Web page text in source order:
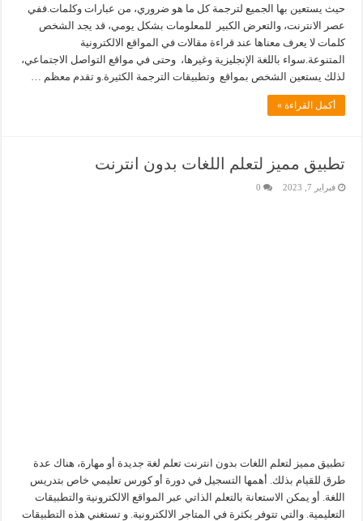
حيث يستعين بها الجميع لترجمة كل ما هو ضروري، من عبارات وكلمات.ففي
عصر الانترنت، والتعرض الكبير للمعلومات بشكل يومي، قد يجد الشخص
كلمات لا يعرف معناها عند قراءة مقالات في المواقع الالكترونية
المتنوعة.سواء باللغة الإنجليزية وغيرها، وحتى في مواقع التواصل الاجتماعي،
لذلك يستعين الشخص بمواقع وتطبيقات الترجمة الكثيرة.و تقدم معظم …
أكمل القراءة »
تطبيق مميز لتعلم اللغات بدون انترنت
فبراير 7, 2023 0
تطبيق مميز لتعلم اللغات بدون انترنت تعلم لغة جديدة أو مهارة، هناك عدة
طرق للقيام بذلك. أهمها التسجيل في دورة أو كورس تعليمي خاص بتدريس
اللغة. أو يمكن الاستعانة بالتعلم الذاتي عبر المواقع الالكترونية والتطبيقات
التعليمية. والتي تتوفر بكثرة في المتاجر الالكترونية. و تستغني هذه التطبيقات